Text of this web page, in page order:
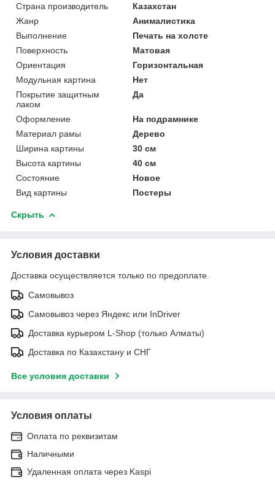
Страна производитель
Казахстан
Жанр
Анималистика
Выполнение
Печать на холсте
Поверхность
Матовая
Ориентация
Горизонтальная
Модульная картина
Нет
Покрытие защитным
лаком
Да
Оформление
На подрамнике
Материал рамы
Дерево
Ширина картины
30 см
Высота картины
40 см
Состояние
Новое
Вид картины
Постеры
Скрыть
Условия доставки
Доставка осуществляется только по предоплате.
Самовывоз
Самовывоз через Яндекс или InDriver
Доставка курьером L-Shop (только Алматы)
Доставка по Казахстану и СНГ
Все условия доставки
Условия оплаты
Оплата по реквизитам
Наличными
Удаленная оплата через Kaspi